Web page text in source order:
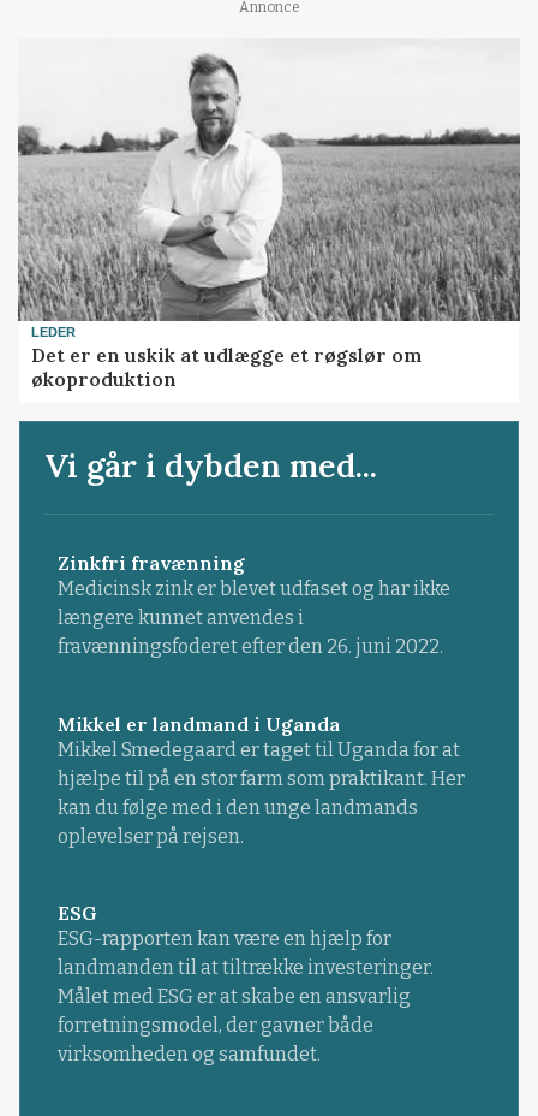
Annonce
LEDER
Det er en uskik at udlægge et røgslør om
økoproduktion
Vi går i dybden med...
Zinkfri fravænning
Medicinsk zink er blevet udfaset og har ikke
længere kunnet anvendes i
fravænningsfoderet efter den 26. juni 2022.
Mikkel er landmand i Uganda
Mikkel Smedegaard er taget til Uganda for at
hjælpe til på en stor farm som praktikant. Her
kan du følge med i den unge landmands
oplevelser på rejsen.
ESG
ESG-rapporten kan være en hjælp for
landmanden til at tiltrække investeringer.
Målet med ESG er at skabe en ansvarlig
forretningsmodel, der gavner både
virksomheden og samfundet.